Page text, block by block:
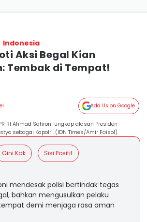
Indonesia
Aksi Begal Kian
Tembak di Tempat!
Add Us on Google
RI Ahmad Sahroni ungkap alasan Presiden
sebagai Kapolri. (IDN Times/Amir Faisol).
Gini Kak Sisi Positif
mendesak polisi bertindak tegas
bahkan mengusulkan pelaku
demi menjaga rasa aman